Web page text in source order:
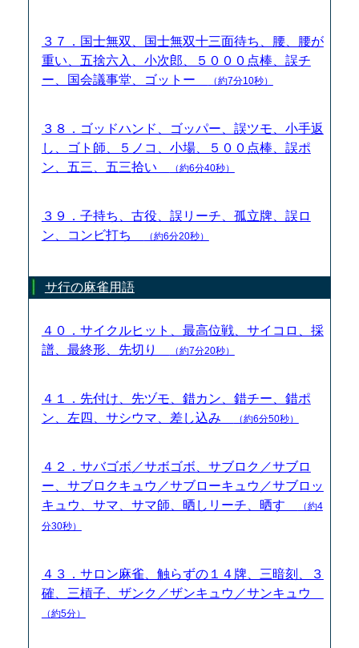
３７．国士無双、国士無双十三面待ち、腰、腰が
重い、五捨六入、小次郎、５０００点棒、誤チ
ー、国会議事堂、ゴットー
（約7分10秒）
３８．ゴッドハンド、ゴッパー、誤ツモ、小手返
し、ゴト師、５ノコ、小場、５００点棒、誤ポ
ン、五三、五三拾い
（約6分40秒）
３９．子持ち、古役、誤リーチ、孤立牌、誤ロ
ン、コンビ打ち
（約6分20秒）
サ行の麻雀用語
４０．サイクルヒット、最高位戦、サイコロ、採
譜、最終形、先切り
（約7分20秒）
４１．先付け、先ヅモ、錯カン、錯チー、錯ポ
ン、左四、サシウマ、差し込み
（約6分50秒）
４２．サバゴボ／サボゴボ、サブロク／サブロ
ー、サブロクキュウ／サブローキュウ／サブロッ
キュウ、サマ、サマ師、晒しリーチ、晒す
（約4
分30秒）
４３．サロン麻雀、触らずの１４牌、三暗刻、３
確、三槓子、ザンク／ザンキュウ／サンキュウ
（約5分）